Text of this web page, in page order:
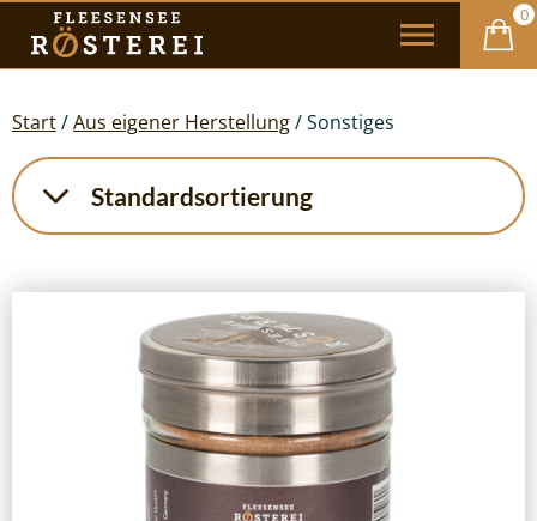
0
Start/Aus eigener Herstellung/ Sonstiges